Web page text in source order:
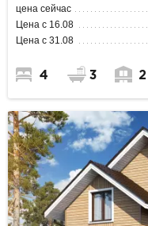
цена сейчас
Цена с 16.08
Цена с 31.08
4 3 2